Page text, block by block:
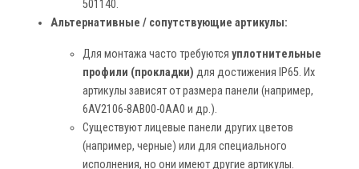
501140.
Альтернативные / сопутствующие артикулы:
Для монтажа часто требуются уплотнительные
профили (прокладки) для достижения IP65. Их
артикулы зависят от размера панели (например,
6AV2106-8AB00-0AA0 и др.).
Существуют лицевые панели других цветов
(например, черные) или для специального
исполнения, но они имеют другие артикулы.